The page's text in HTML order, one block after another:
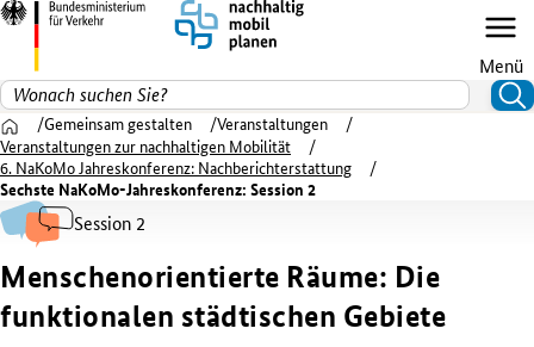
Menü
Suchen nach
Zur Startseite
Gemeinsam gestalten
Veranstaltungen
Veranstaltungen zur nachhaltigen Mobilität
6. NaKoMo Jahreskonferenz: Nachberichterstattung
Sechste NaKoMo-Jahreskonferenz: Session 2
Session 2
Menschenorientierte Räume: Die
funktionalen städtischen Gebiete